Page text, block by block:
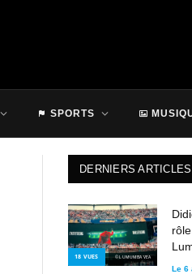
SPORTS
DERNIERS ARTICLES
18 VUES © LUMUMBA VEA
Le 6